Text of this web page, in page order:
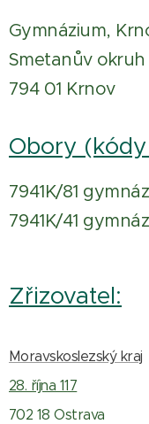
Gymnázium,
Smetanův okruh
794 01 Krnov
Obory (kódy
7941K/81
7941K/41
Zřizovatel:
Moravskoslezský kraj
28. října 117
702 18 Ostrava